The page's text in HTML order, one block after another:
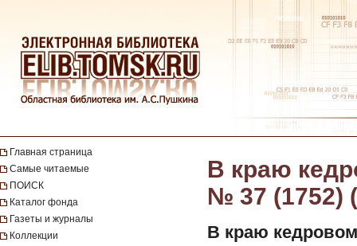
Главная страница
Самые читаемые
ПОИСК
Каталог фонда
Газеты и журналы
Коллекции
В краю
№ 37 (1752)
В краю